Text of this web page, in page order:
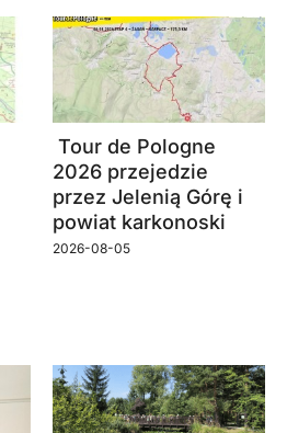
Tour de Pologne
2026 przejedzie
przez Jelenią Górę i
powiat karkonoski
2026-08-05